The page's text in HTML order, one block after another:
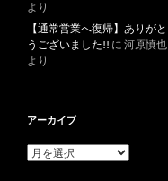
より
【通常営業へ復帰】ありがと
うございました!! に 河原慎也
より
アーカイブ
ア